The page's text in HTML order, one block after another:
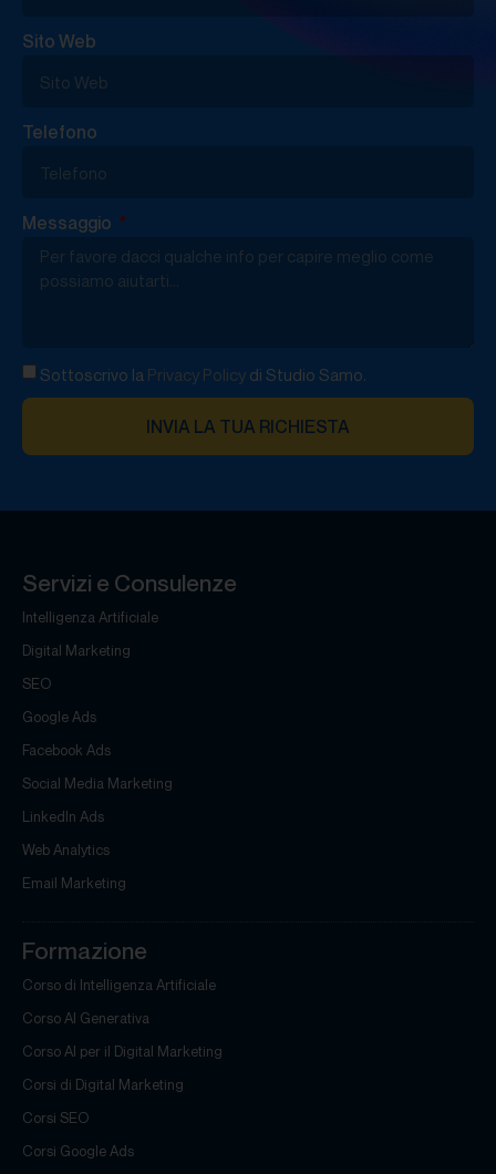
Sito Web
Telefono
Messaggio
Sottoscrivo la Privacy Policy di Studio Samo.
INVIA LA TUA RICHIESTA
Servizi e Consulenze
Intelligenza Artificiale
Digital Marketing
SEO
Google Ads
Facebook Ads
Social Media Marketing
LinkedIn Ads
Web Analytics
Email Marketing
Formazione
Corso di Intelligenza Artificiale
Corso AI Generativa
Corso AI per il Digital Marketing
Corsi di Digital Marketing
Corsi SEO
Corsi Google Ads